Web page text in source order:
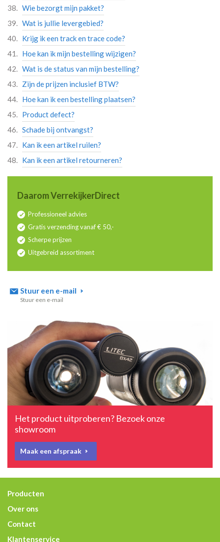
Wie bezorgt mijn pakket?
Wat is jullie levergebied?
Krijg ik een track en trace code?
Hoe kan ik mijn bestelling wijzigen?
Wat is de status van mijn bestelling?
Zijn de prijzen inclusief BTW?
Hoe kan ik een bestelling plaatsen?
Product defect?
Schade bij ontvangst?
Kan ik een artikel ruilen?
Kan ik een artikel retourneren?
Daarom VerrekijkerDirect
Professioneel advies
Gratis verzending vanaf € 50,-
Scherpe prijzen
Uitgebreid assortiment
Stuur een e-mail
Stuur een e-mail
Het product uitproberen? Bezoek onze
showroom
Maak een afspraak
Producten
Over ons
Contact
Klantenservice